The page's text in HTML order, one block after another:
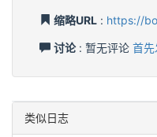
缩略URL : https://
讨论: 暂无评论 首先
类似日志